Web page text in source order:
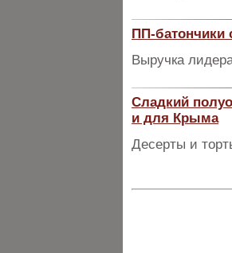
ПП-батончики
Выручка
Сладкий
и для Крыма
Десерты и